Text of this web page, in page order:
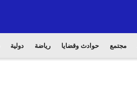
مجتمع حوادث وقضايا رياضة دولية